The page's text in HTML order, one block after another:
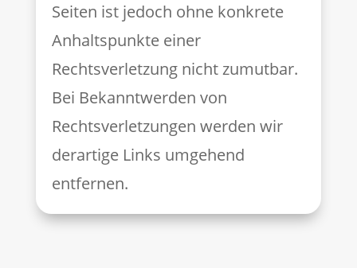
Seiten ist jedoch ohne konkrete
Anhaltspunkte einer
Rechtsverletzung nicht zumutbar.
Bei Bekanntwerden von
Rechtsverletzungen werden wir
derartige Links umgehend
entfernen.